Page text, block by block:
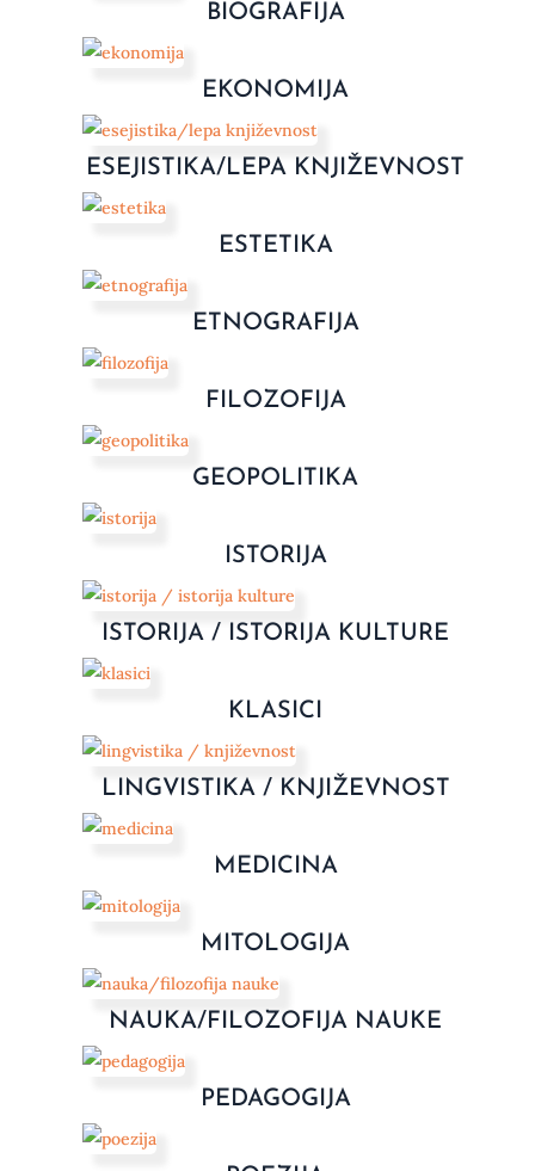
BIOGRAFIJA
EKONOMIJA
ESEJISTIKA/LEPA KNJIŽEVNOST
ESTETIKA
ETNOGRAFIJA
FILOZOFIJA
GEOPOLITIKA
ISTORIJA
ISTORIJA / ISTORIJA KULTURE
KLASICI
LINGVISTIKA / KNJIŽEVNOST
MEDICINA
MITOLOGIJA
NAUKA/FILOZOFIJA NAUKE
PEDAGOGIJA